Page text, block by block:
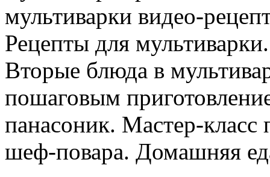
мультиварки видео-
Рецепты для
Вторые блюда в
пошаговым
панасоник. Мастер-класс
шеф-повара. Домашняя